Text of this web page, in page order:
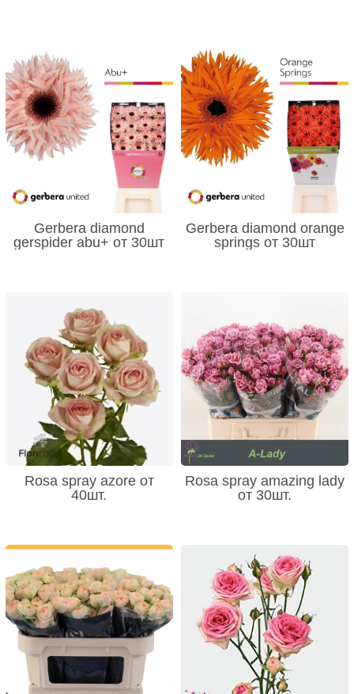
Gerbera diamond
gerspider abu+ от 30шт
Gerbera diamond orange
springs от 30шт
Rosa spray azore от
40шт.
Rosa spray amazing lady
от 30шт.